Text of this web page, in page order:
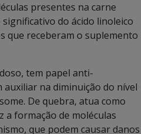
presentes na carne
do ácido linoleico
que receberam o suplemento
tem papel anti-
na diminuição do nível
De quebra, atua como
a formação de moléculas
que podem causar danos